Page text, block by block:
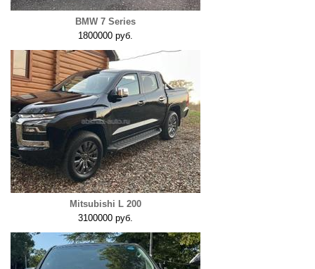
BMW 7 Series
1800000 руб.
Mitsubishi L 200
3100000 руб.